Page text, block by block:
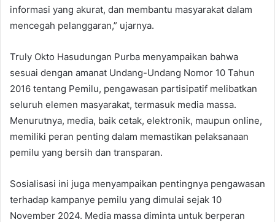
informasi yang akurat, dan membantu masyarakat dalam
mencegah pelanggaran,” ujarnya.
Truly Okto Hasudungan Purba menyampaikan bahwa
sesuai dengan amanat Undang-Undang Nomor 10 Tahun
2016 tentang Pemilu, pengawasan partisipatif melibatkan
seluruh elemen masyarakat, termasuk media massa.
Menurutnya, media, baik cetak, elektronik, maupun online,
memiliki peran penting dalam memastikan pelaksanaan
pemilu yang bersih dan transparan.
Sosialisasi ini juga menyampaikan pentingnya pengawasan
terhadap kampanye pemilu yang dimulai sejak 10
November 2024. Media massa diminta untuk berperan